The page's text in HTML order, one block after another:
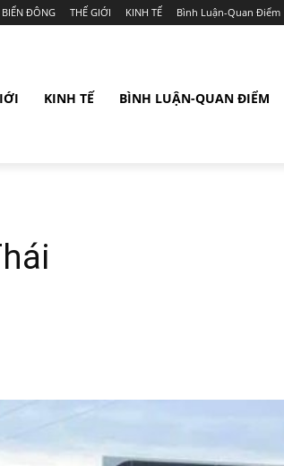
BIỂN ĐÔNG THẾ GIỚI KINH TẾ Bình Luận-Quan Điểm
KINH TẾ BÌNH LUẬN-QUAN ĐIỂM